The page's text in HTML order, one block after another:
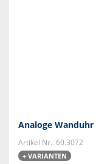
Analoge Wanduhr
Artikel Nr.: 60.3072
+ VARIANTEN